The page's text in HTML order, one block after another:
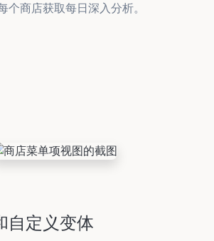
个商店获取每日深入分析。
自定义变体